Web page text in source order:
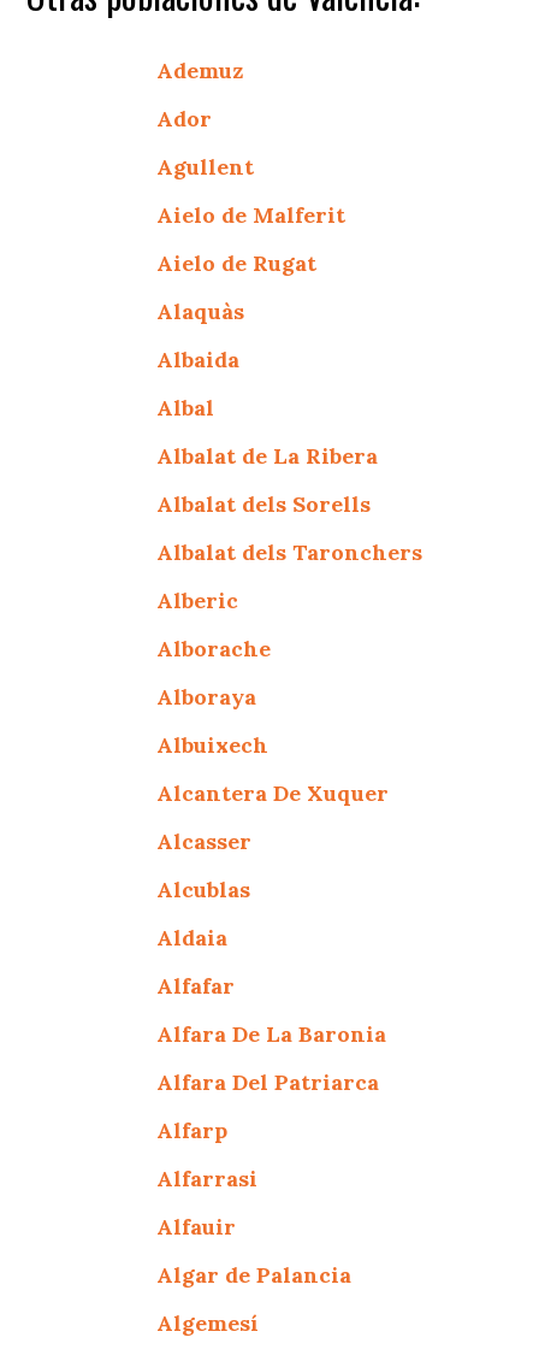
Ademuz
Ador
Agullent
Aielo de Malferit
Aielo de Rugat
Alaquàs
Albaida
Albal
Albalat de La Ribera
Albalat dels Sorells
Albalat dels Taronchers
Alberic
Alborache
Alboraya
Albuixech
Alcantera De Xuquer
Alcasser
Alcublas
Aldaia
Alfafar
Alfara De La Baronia
Alfara Del Patriarca
Alfarp
Alfarrasi
Alfauir
Algar de Palancia
Algemesí